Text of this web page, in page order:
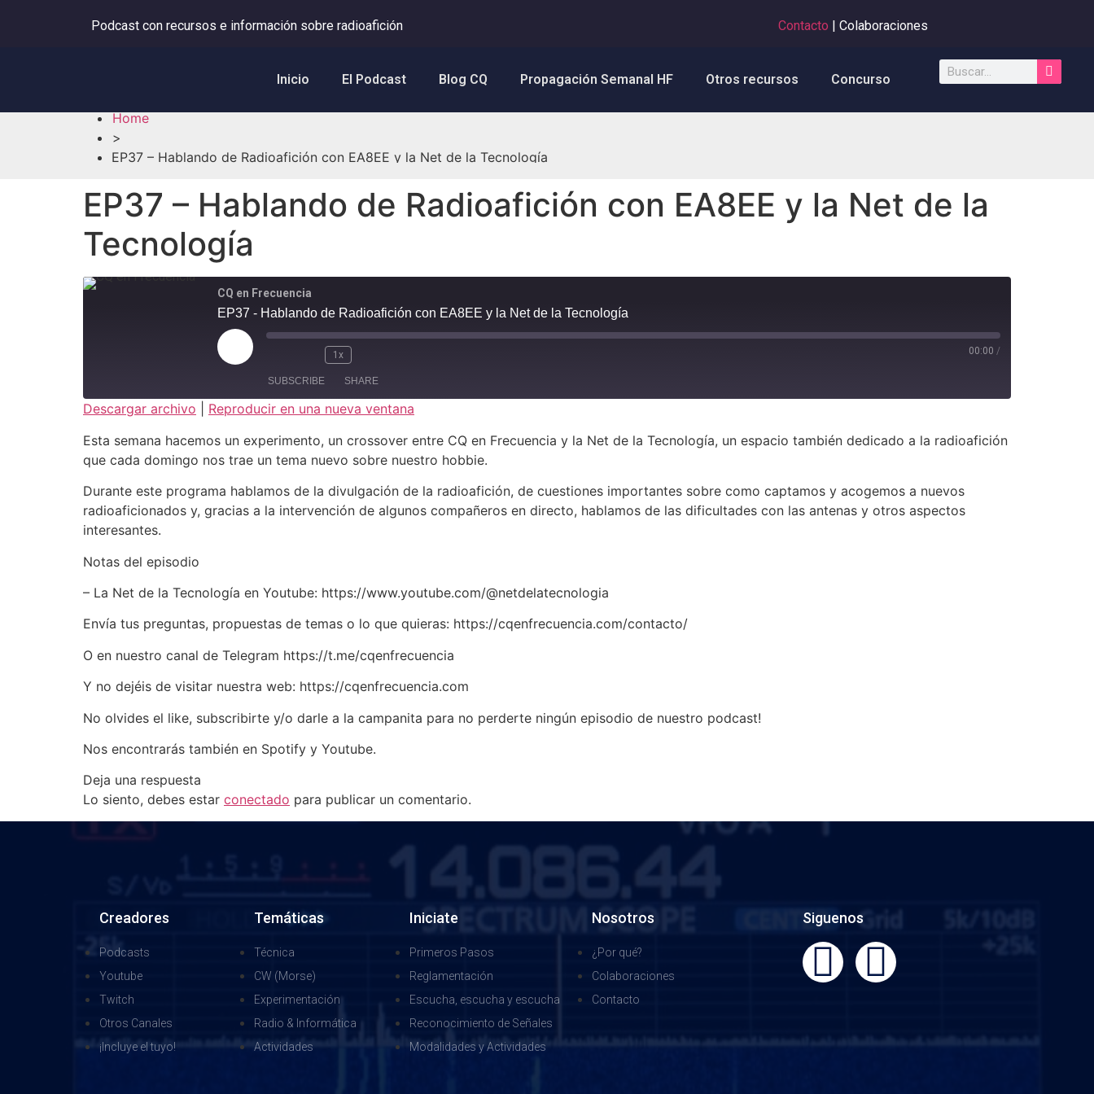
Podcast con recursos e información sobre radioafición Contacto | Colaboraciones
Inicio El Podcast Blog CQ Propagación Semanal HF Otros recursos Concurso
Home
>
EP37 – Hablando de Radioafición con EA8EE y la Net de la Tecnología
EP37 – Hablando de Radioafición con EA8EE y la Net de la
Tecnología
CQ en Frecuencia
EP37 - Hablando de Radioafición con EA8EE y la Net de la Tecnología
1x 00:00 /
SUBSCRIBE SHARE
LINK
EMBED
Descargar archivo
Reproducir en una nueva ventana
Esta semana hacemos un experimento, un crossover entre CQ en Frecuencia y la Net de la Tecnología, un espacio también dedicado a la radioafición
que cada domingo nos trae un tema nuevo sobre nuestro hobbie.
Durante este programa hablamos de la divulgación de la radioafición, de cuestiones importantes sobre como captamos y acogemos a nuevos
radioaficionados y, gracias a la intervención de algunos compañeros en directo, hablamos de las dificultades con las antenas y otros aspectos
interesantes.
Notas del episodio
– La Net de la Tecnología en Youtube: https://www.youtube.com/@netdelatecnologia
Envía tus preguntas, propuestas de temas o lo que quieras: https://cqenfrecuencia.com/contacto/
O en nuestro canal de Telegram https://t.me/cqenfrecuencia
Y no dejéis de visitar nuestra web: https://cqenfrecuencia.com
No olvides el like, subscribirte y/o darle a la campanita para no perderte ningún episodio de nuestro podcast!
Nos encontrarás también en Spotify y Youtube.
Deja una respuesta
Lo siento, debes estar conectado para publicar un comentario.
Creadores
Podcasts
Youtube
Twitch
Otros Canales
¡Incluye el tuyo!
Temáticas
Técnica
CW (Morse)
Experimentación
Radio & Informática
Actividades
Iniciate
Primeros Pasos
Reglamentación
Escucha, escucha y escucha
Reconocimiento de Señales
Modalidades y Actividades
Nosotros
¿Por qué?
Colaboraciones
Contacto
Siguenos